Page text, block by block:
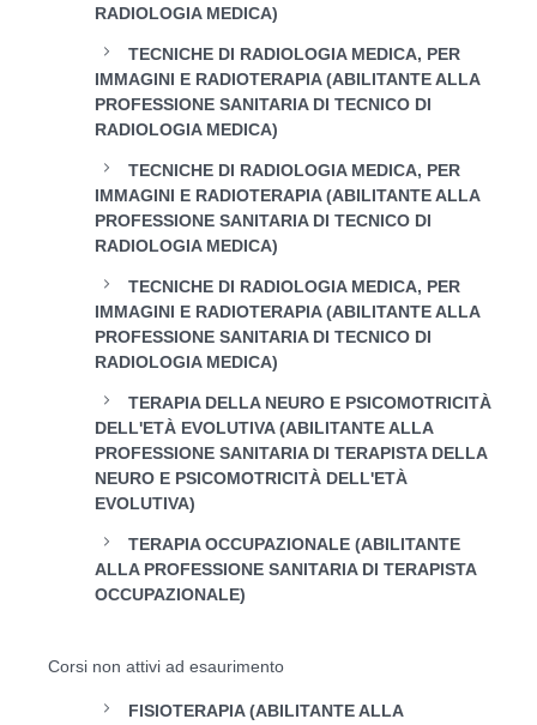
RADIOLOGIA MEDICA)
TECNICHE DI RADIOLOGIA MEDICA, PER
IMMAGINI E RADIOTERAPIA (ABILITANTE ALLA
PROFESSIONE SANITARIA DI TECNICO DI
RADIOLOGIA MEDICA)
TECNICHE DI RADIOLOGIA MEDICA, PER
IMMAGINI E RADIOTERAPIA (ABILITANTE ALLA
PROFESSIONE SANITARIA DI TECNICO DI
RADIOLOGIA MEDICA)
TECNICHE DI RADIOLOGIA MEDICA, PER
IMMAGINI E RADIOTERAPIA (ABILITANTE ALLA
PROFESSIONE SANITARIA DI TECNICO DI
RADIOLOGIA MEDICA)
TERAPIA DELLA NEURO E PSICOMOTRICITÀ
DELL'ETÀ EVOLUTIVA (ABILITANTE ALLA
PROFESSIONE SANITARIA DI TERAPISTA DELLA
NEURO E PSICOMOTRICITÀ DELL'ETÀ
EVOLUTIVA)
TERAPIA OCCUPAZIONALE (ABILITANTE
ALLA PROFESSIONE SANITARIA DI TERAPISTA
OCCUPAZIONALE)
Corsi non attivi ad esaurimento
FISIOTERAPIA (ABILITANTE ALLA